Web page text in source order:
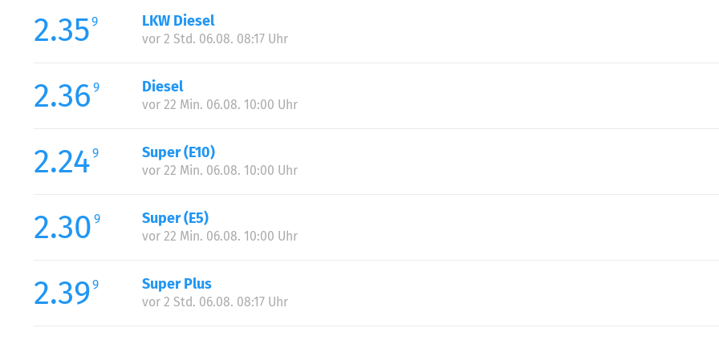
Mittwoch:
Donnerstag:
Samstag:
Sonntag:
2.359 LKW Diesel
vor 2 Std. 06.08. 08:17 Uhr
2.36 9 Diesel
vor 22 Min. 06.08. 10:00 Uhr
2.249 Super (E10)
vor 22 Min. 06.08. 10:00 Uhr
2.30 9 Super (E5)
vor 22 Min. 06.08. 10:00 Uhr
2.399 Super Plus
vor 2 Std. 06.08. 08:17 Uhr